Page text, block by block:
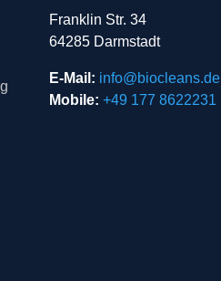
Franklin Str. 34
64285 Darmstadt
E-Mail: info@biocleans.de
Mobile: +49 177 8622231